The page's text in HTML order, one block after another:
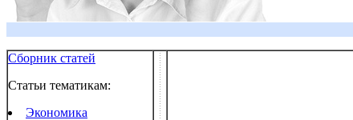
Сборник статей
Статьи тематикам:
Экономика